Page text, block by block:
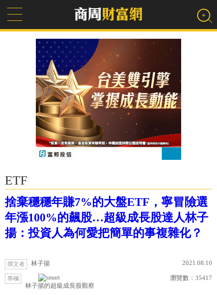
ETF
捨棄穩穩年賺7%的大盤ETF，寧冒險選
年漲100%的飆股…超級成長股達人林子
揚：投資人為何愛把簡單的事複雜化？
撰文者 林子揚 2021.08.10
專欄
林子揚的超級成長股觀察
瀏覽數： 35417